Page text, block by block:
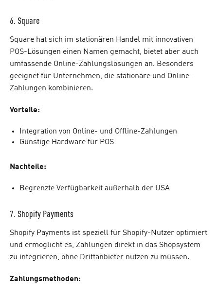
6. Square
Square hat sich im stationären Handel mit innovativen
POS-Lösungen einen Namen gemacht, bietet aber auch
umfassende Online-Zahlungslösungen an. Besonders
geeignet für Unternehmen, die stationäre und Online-
Zahlungen kombinieren.
Vorteile:
Integration von Online- und Offline-Zahlungen
Günstige Hardware für POS
Nachteile:
Begrenzte Verfügbarkeit außerhalb der USA
7. Shopify Payments
Shopify Payments ist speziell für Shopify-Nutzer optimiert
und ermöglicht es, Zahlungen direkt in das Shopsystem
zu integrieren, ohne Drittanbieter nutzen zu müssen.
Zahlungsmethoden: